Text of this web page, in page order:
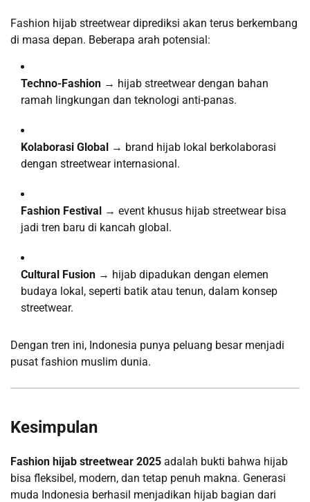
Fashion hijab streetwear diprediksi akan terus berkembang
di masa depan. Beberapa arah potensial:
Techno-Fashion → hijab streetwear dengan bahan
ramah lingkungan dan teknologi anti-panas.
Kolaborasi Global → brand hijab lokal berkolaborasi
dengan streetwear internasional.
Fashion Festival → event khusus hijab streetwear bisa
jadi tren baru di kancah global.
Cultural Fusion → hijab dipadukan dengan elemen
budaya lokal, seperti batik atau tenun, dalam konsep
streetwear.
Dengan tren ini, Indonesia punya peluang besar menjadi
pusat fashion muslim dunia.
Kesimpulan
Fashion hijab streetwear 2025 adalah bukti bahwa hijab
bisa fleksibel, modern, dan tetap penuh makna. Generasi
muda Indonesia berhasil menjadikan hijab bagian dari